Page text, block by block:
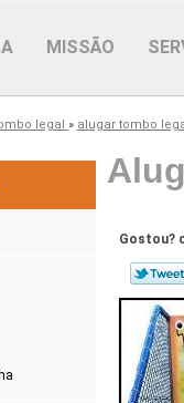
MISSÃO
legal » alugar tombo
Gostou?